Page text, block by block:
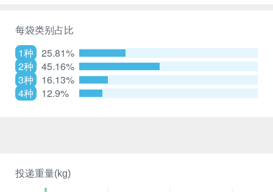
投递重量(kg)
每袋类别占比
1种
25.81%
2种
45.16%
3种
16.13%
4种
12.9%